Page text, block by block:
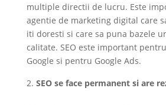
multiple directii de lucru. Este
agentie de marketing digital care
iti doresti si care sa puna bazele
calitate. SEO este important
Google si pentru Google Ads.
SEO se face permanent si are